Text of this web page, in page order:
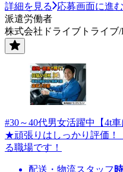
詳細を見る
応募画面に進む
派遣労働者
株式会社ドライブトライブ/
#30～40代男女活躍中【4t
★頑張りはしっかり評価！
る職場です！
配送・物流スタッフ